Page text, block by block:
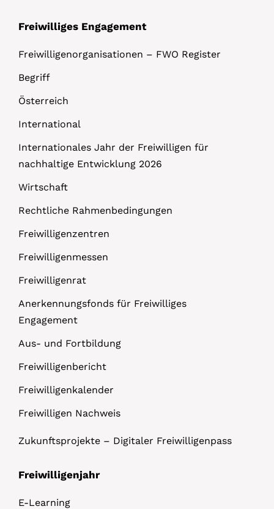
Freiwilliges Engagement
Freiwilligenorganisationen – FWO Register
Begriff
Österreich
International
Internationales Jahr der Freiwilligen für
nachhaltige Entwicklung 2026
Wirtschaft
Rechtliche Rahmenbedingungen
Freiwilligenzentren
Freiwilligenmessen
Freiwilligenrat
Anerkennungsfonds für Freiwilliges
Engagement
Aus- und Fortbildung
Freiwilligenbericht
Freiwilligenkalender
Freiwilligen Nachweis
Zukunftsprojekte – Digitaler Freiwilligenpass
Freiwilligenjahr
E-Learning